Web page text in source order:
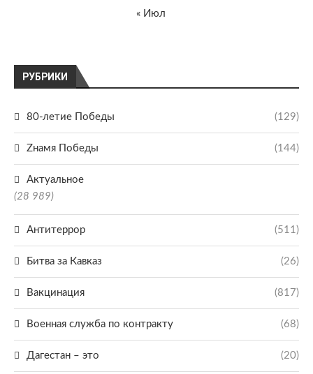
РУБРИКИ
80-летие Победы (129)
Zнамя Победы (144)
Актуальное
(28 989)
Антитеррор (511)
Битва за Кавказ (26)
Вакцинация (817)
Военная служба по контракту (68)
Дагестан – это (20)
« Июл